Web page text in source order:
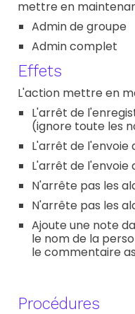
mettre en
Admin de groupe
Admin complet
Effets
L'action mettre en
L'arrêt de
(ignore toute les
L'arrêt de l'envoie
L'arrêt de l'envoie
N'arrête pas les
N'arrête pas les
Ajoute une note
le nom de la
le commentaire
Procédures